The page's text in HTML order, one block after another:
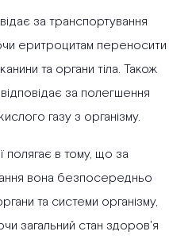
за транспортування
еритроцитам переносити
та органи тіла. Також
за полегшення
газу з організму.
полягає в тому, що за
вона безпосередньо
та системи організму,
загальний стан здоров'я